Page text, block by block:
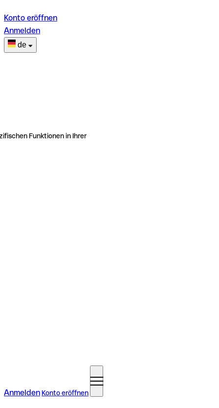
Konto eröffnen
Anmelden
de
Funktionen in Ihrer
Anmelden Konto eröffnen